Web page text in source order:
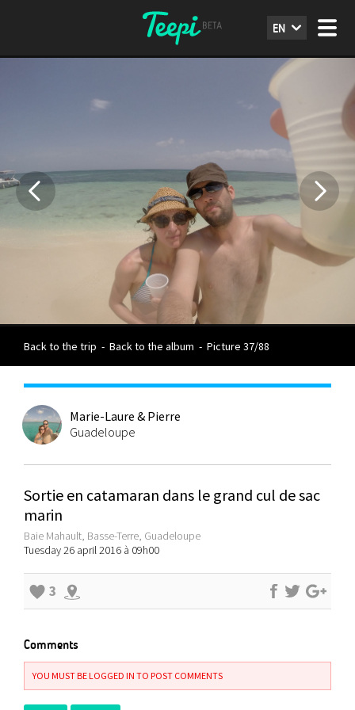
EN
Back to the trip - Back to the album - Picture 37/88
Marie-Laure & Pierre
Guadeloupe
Sortie en catamaran dans le grand cul de sac
marin
Baie Mahault, Basse-Terre, Guadeloupe
Tuesday 26 april 2016 à 09h00
3
Comments
YOU MUST BE LOGGED IN TO POST COMMENTS